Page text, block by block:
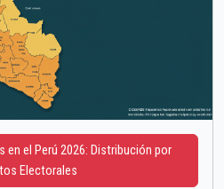
en el Perú 2026: Distribución por
Electorales